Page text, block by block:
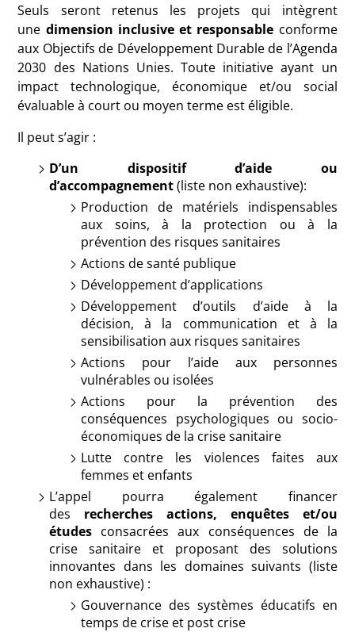
Seuls seront retenus les projets qui intègrent
une dimension inclusive et responsable conforme
aux Objectifs de Développement Durable de l’Agenda
2030 des Nations Unies. Toute initiative ayant un
impact technologique, économique et/ou social
évaluable à court ou moyen terme est éligible.
Il peut s’agir :
D’un dispositif d’aide ou
d’accompagnement (liste non exhaustive):
Production de matériels indispensables
aux soins, à la protection ou à la
prévention des risques sanitaires
Actions de santé publique
Développement d’applications
Développement d’outils d’aide à la
décision, à la communication et à la
sensibilisation aux risques sanitaires
Actions pour l’aide aux personnes
vulnérables ou isolées
Actions pour la prévention des
conséquences psychologiques ou socio-
économiques de la crise sanitaire
Lutte contre les violences faites aux
femmes et enfants
L’appel pourra également financer
des
recherches actions, enquêtes et/ou
études consacrées aux conséquences de la
crise sanitaire et proposant des solutions
innovantes dans les domaines suivants (liste
non exhaustive) :
Gouvernance des systèmes éducatifs en
temps de crise et post crise